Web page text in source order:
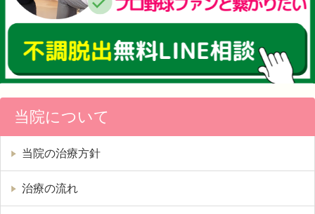
当院について
当院の治療方針
治療の流れ